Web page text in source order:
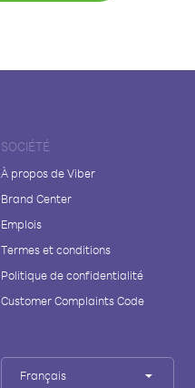
SOCIÉTÉ
À propos de Viber
Brand Center
Emplois
Termes et conditions
Politique de confidentialité
Customer Complaints Code
Français